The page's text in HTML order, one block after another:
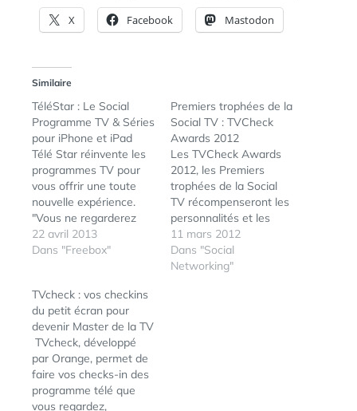
X Facebook Mastodon
Similaire
TéléStar : Le Social
Programme TV & Séries
pour iPhone et iPad
Télé Star réinvente les
programmes TV pour
vous offrir une toute
nouvelle expérience.
"Vous ne regarderez
plus la télé comme
avant !"... Téléchargez
l'application Télé Star
pour iPhone et iPad
pour en faire
l'expérience
!>> http://bit.ly/TeleStar-
iPhone-iPad Voici le
détail des
22 avril 2013
Dans "Freebox"
Premiers trophées de la
Social TV : TVCheck
Awards 2012
Les TVCheck Awards
2012, les Premiers
trophées de la Social
TV récompenseront les
personnalités et les
programmes de la
télévision française
plébiscités par les
11 mars 2012
Dans "Social
Networking"
TVcheck : vos checkins
du petit écran pour
devenir Master de la TV
TVcheck, développé
par Orange, permet de
faire vos checks-in des
programme télé que
vous regardez,